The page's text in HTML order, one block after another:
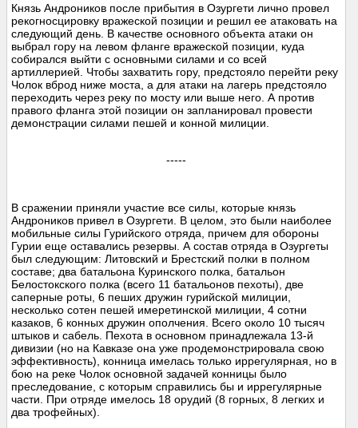
Князь Андроников после прибытия в Озургети лично провел
рекогносцировку вражеской позиции и решил ее атаковать на
следующий день. В качестве основного объекта атаки он
выбрал гору на левом фланге вражеской позиции, куда
собирался выйти с основными силами и со всей
артиллерией. Чтобы захватить гору, предстояло перейти реку
Чолок вброд ниже моста, а для атаки на лагерь предстояло
переходить через реку по мосту или выше него. А против
правого фланга этой позиции он запланировал провести
демонстрации силами пешей и конной милиции.
-----
В сражении приняли участие все силы, которые князь
Андроников привел в Озургети. В целом, это были наиболее
мобильные силы Гурийского отряда, причем для обороны
Гурии еще оставались резервы. А состав отряда в Озургеты
был следующим: Литовский и Брестский полки в полном
составе; два батальона Куринского полка, батальон
Белостокского полка (всего 11 батальонов пехоты), две
саперные роты, 6 пеших дружин гурийской милиции,
несколько сотен пешей имеретинской милиции, 4 сотни
казаков, 6 конных дружин ополчения. Всего около 10 тысяч
штыков и сабель. Пехота в основном принадлежала 13-й
дивизии (но на Кавказе она уже продемонстрировала свою
эффективность), конница имелась только иррегулярная, но в
бою на реке Чолок основной задачей конницы было
преследование, с которым справились бы и иррегулярные
части. При отряде имелось 18 орудий (8 горных, 8 легких и
два трофейных).